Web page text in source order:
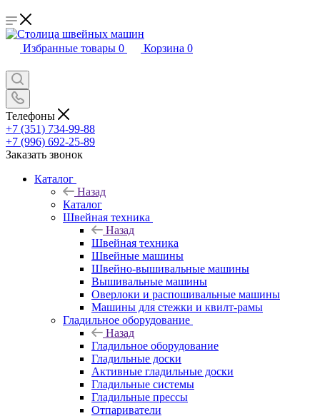
Избранные товары 0 Корзина 0
Телефоны
+7 (351) 734-99-88
+7 (996) 692-25-89
Заказать звонок
Каталог
Назад
Каталог
Швейная техника
Назад
Швейная техника
Швейные машины
Швейно-вышивальные машины
Вышивальные машины
Оверлоки и распошивальные машины
Машины для стежки и квилт-рамы
Гладильное оборудование
Назад
Гладильное оборудование
Гладильные доски
Активные гладильные доски
Гладильные системы
Гладильные прессы
Отпариватели